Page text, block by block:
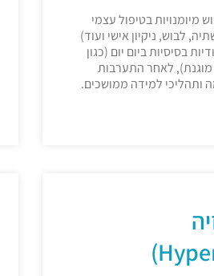
מיומנויות בטיפול עצמי
לבוש, ניקיון אישי ועוד)
בסיסיות ביום יום (כגון
לאחר התערבות
ותהליכי למידה ממושכים.